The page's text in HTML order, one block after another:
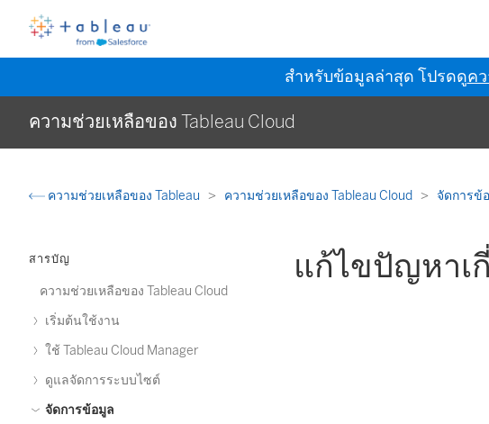
สำหรับข้อมูลล่าสุด โปรดดูค
ความช่วยเหลือของ Tableau Cloud
ความช่วยเหลือของ Tableau ความช่วยเหลือของ Tableau Cloud จัดการข้
สารบัญ
ความช่วยเหลือของ Tableau Cloud
เริ่มต้นใช้งาน
ใช้ Tableau Cloud Manager
ดูแลจัดการระบบไซต์
จัดการข้อมูล
แก้ไขปัญหาเ